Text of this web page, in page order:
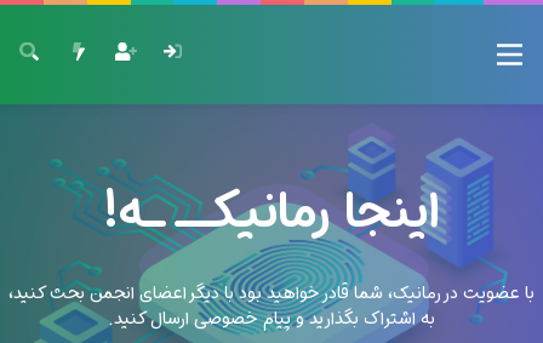
اینجا رمانیکــ ـه!
با عضویت در رمانیک، شما قادر خواهید بود با دیگر اعضای انجمن بحث کنید،
به اشتراک بگذارید و پیام خصوصی ارسال کنید.